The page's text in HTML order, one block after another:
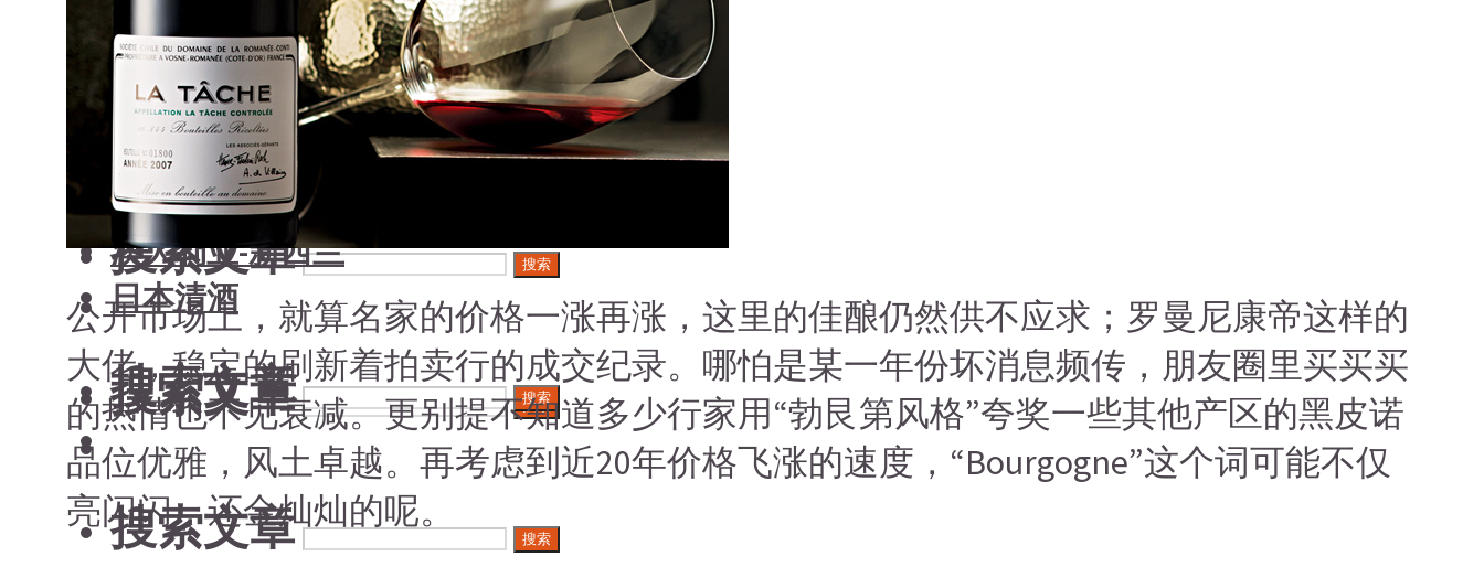
意大利
德国
澳大利亚-新西兰
日本清酒
搜索文章 搜索
搜索文章 搜索
波尔多
香槟
意大利
德国
澳大利亚-新西兰
日本清酒
搜索文章 搜索
搜索文章 搜索
王鑫1 分钟阅读2017年10月19日添加评论
公开市场上，就算名家的价格一涨再涨，这里的佳酿仍然供不应求；罗曼尼康帝这样的
大佬，稳定的刷新着拍卖行的成交纪录。哪怕是某一年份坏消息频传，朋友圈里买买买
的热情也不见衰减。更别提不知道多少行家用“勃艮第风格”夸奖一些其他产区的黑皮诺
品位优雅，风土卓越。再考虑到近20年价格飞涨的速度，“Bourgogne”这个词可能不仅
亮闪闪，还金灿灿的呢。